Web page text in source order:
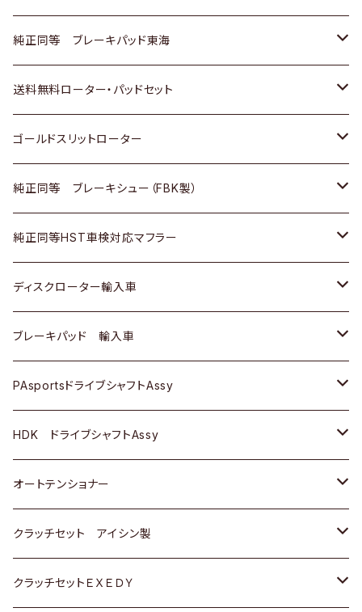
スバル
日野
三菱ふそう
ＢＭＷ
三菱
日野
三菱ふそう
日野
三菱ふそう
その他
マツダ
三菱
スバル
いすゞ
ダイハツ
マツダ
三菱
スバル
ダイハツ
マツダ
三菱
スズキ
日産
ダイハツ
マツダ
三菱
スバル
ホンダ
スズキ
日産
いすゞ
ダイハツ
マツダ
三菱
スバル
ＢＥＮＺ
トヨタ
ホンダ
スズキ
日産
ダイハツ
マツダ
三菱
スバル
純正同等 ブレーキパッド東海
トヨタ
ホンダ
日産
いすゞ
ダイハツ
マツダ
三菱
スバル
送料無料ローター・パッドセット
トヨタ
ホンダ
スズキ
日産
ダイハツ
マツダ
三菱
スバル
ゴールドスリットローター
トヨタ
ホンダ
スズキ
日産
ダイハツ
マツダ
三菱
スバル
純正同等 ブレーキシュー（FBK製）
ホンダ
スズキ
日産
ダイハツ
マツダ
三菱
スバル
純正同等HST車検対応マフラー
トヨタ
ホンダ
スズキ
日産
いすゞ
ダイハツ
マツダ
ディスクローター輸入車
ＡＵＤＩ
ＢＥＮＺ
ＢＭＷ
GOLF
ＷＡＧＥＮ
アストロ（シボレー）
ブレーキパッド 輸入車
ＢＥＮＺ
ＢＭＷ
ＷＡＧＥＮ
ＶＯＬＶＯ
PAsportsドライブシャフトAssy
トヨタ
ホンダ
スズキ
日産
HDK ドライブシャフトAssy
スズキ
ダイハツ
日産
オートテンショナー
トヨタ
クラッチセット アイシン製
ホンダ
クラッチセットＥＸＥＤＹ